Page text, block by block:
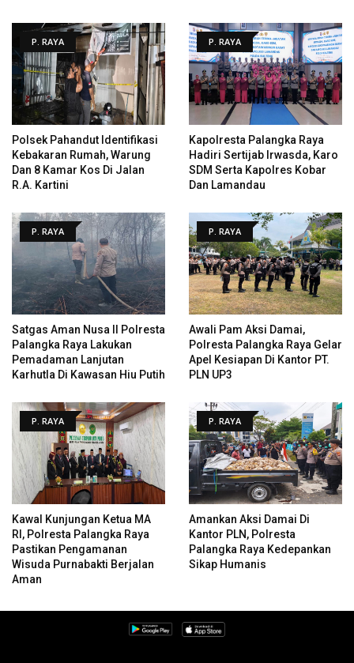
P. RAYA
Polsek Pahandut Identifikasi
Kebakaran Rumah, Warung
Dan 8 Kamar Kos Di Jalan
R.A. Kartini
P. RAYA
Kapolresta Palangka Raya
Hadiri Sertijab Irwasda, Karo
SDM Serta Kapolres Kobar
Dan Lamandau
P. RAYA
Satgas Aman Nusa II Polresta
Palangka Raya Lakukan
Pemadaman Lanjutan
Karhutla Di Kawasan Hiu Putih
P. RAYA
Awali Pam Aksi Damai,
Polresta Palangka Raya Gelar
Apel Kesiapan Di Kantor PT.
PLN UP3
P. RAYA
Kawal Kunjungan Ketua MA
RI, Polresta Palangka Raya
Pastikan Pengamanan
Wisuda Purnabakti Berjalan
Aman
P. RAYA
Amankan Aksi Damai Di
Kantor PLN, Polresta
Palangka Raya Kedepankan
Sikap Humanis